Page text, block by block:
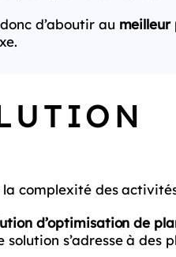
d’aboutir au meilleur
complexité des
d’optimisation de
s’adresse à des